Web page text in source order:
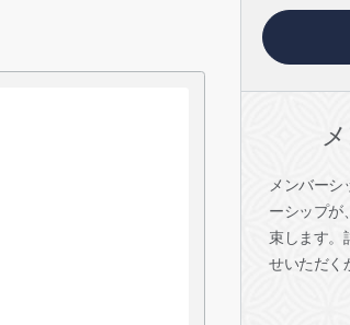
メンバー
ーシップが
束します。
せいただく